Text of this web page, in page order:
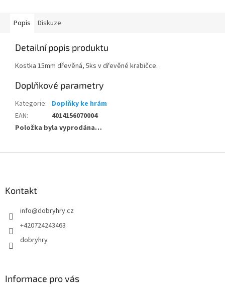
Popis Diskuze
Detailní popis produktu
Kostka 15mm dřevěná, 5ks v dřevěné krabičce.
Doplňkové parametry
Kategorie: Doplňky ke hrám
EAN:
4014156070004
Položka byla vyprodána…
Kontakt
info@dobryhry.cz
+420724243463
dobryhry
Informace pro vás